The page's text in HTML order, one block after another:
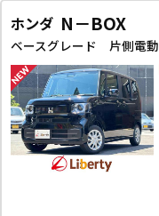
ホンダ N－BOX